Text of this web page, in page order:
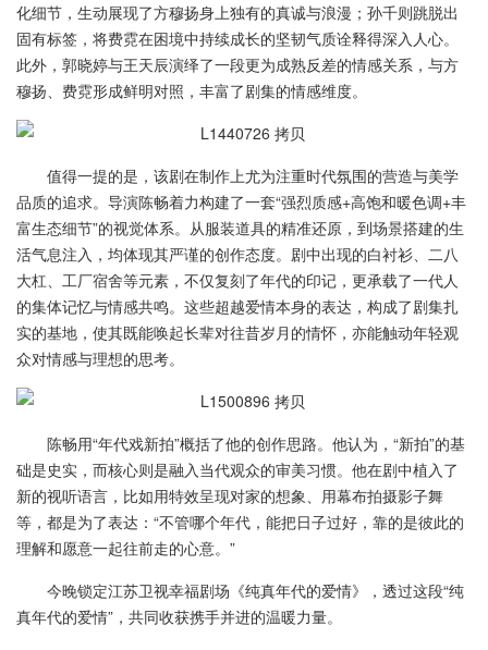
化细节，生动展现了方穆扬身上独有的真诚与浪漫；孙千则跳脱出
固有标签，将费霓在困境中持续成长的坚韧气质诠释得深入人心。
此外，郭晓婷与王天辰演绎了一段更为成熟反差的情感关系，与方
穆扬、费霓形成鲜明对照，丰富了剧集的情感维度。
值得一提的是，该剧在制作上尤为注重时代氛围的营造与美学
品质的追求。导演陈畅着力构建了一套“强烈质感+高饱和暖色调+丰
富生态细节”的视觉体系。从服装道具的精准还原，到场景搭建的生
活气息注入，均体现其严谨的创作态度。剧中出现的白衬衫、二八
大杠、工厂宿舍等元素，不仅复刻了年代的印记，更承载了一代人
的集体记忆与情感共鸣。这些超越爱情本身的表达，构成了剧集扎
实的基地，使其既能唤起长辈对往昔岁月的情怀，亦能触动年轻观
众对情感与理想的思考。
陈畅用“年代戏新拍”概括了他的创作思路。他认为，“新拍”的基
础是史实，而核心则是融入当代观众的审美习惯。他在剧中植入了
新的视听语言，比如用特效呈现对家的想象、用幕布拍摄影子舞
等，都是为了表达：“不管哪个年代，能把日子过好，靠的是彼此的
理解和愿意一起往前走的心意。”
今晚锁定江苏卫视幸福剧场《纯真年代的爱情》，透过这段“纯
真年代的爱情”，共同收获携手并进的温暖力量。